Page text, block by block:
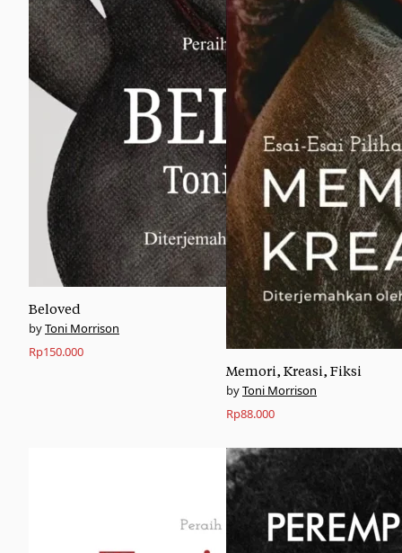
Beloved
Toni Morrison
Rp150.000
Memori, Kreasi, Fiksi
Toni Morrison
Rp88.000